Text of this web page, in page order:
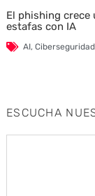
El phishing crece
estafas con IA
AI, Ciberseguridad
ESCUCHA